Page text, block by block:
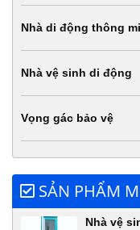
Nhà di động thông
Nhà vệ sinh di động
Vọng gác bảo vệ
SẢN PHẨM
Nhà vệ